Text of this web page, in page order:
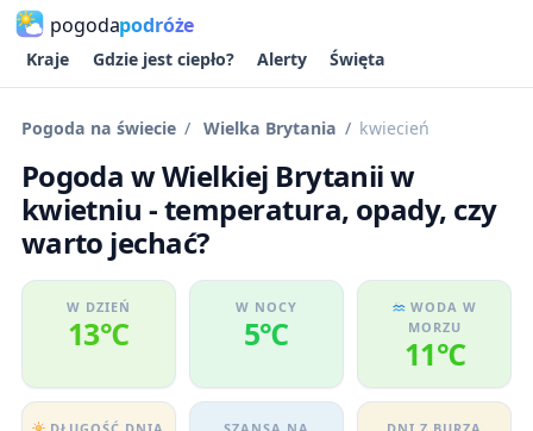
pogodapodróże
Kraje Gdzie jest ciepło? Alerty Święta
Pogoda na świecie Wielka Brytania kwiecień
Pogoda w Wielkiej Brytanii w
kwietniu - temperatura, opady, czy
warto jechać?
W DZIEŃ
13℃
W NOCY
5℃
WODA W
MORZU
11℃